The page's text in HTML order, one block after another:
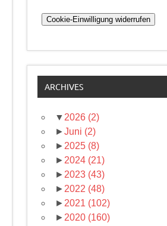
Cookie-Einwilligung widerrufen
ARCHIVES
▼ 2026 (2)
►Juni (2)
► 2025 (8)
► 2024 (21)
► 2023 (43)
► 2022 (48)
► 2021 (102)
► 2020 (160)